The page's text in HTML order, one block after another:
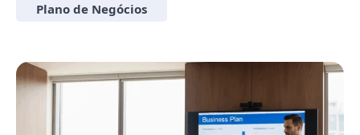
Plano de Negócios